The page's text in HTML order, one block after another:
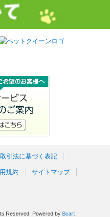
引法に基づく表記
規約 サイトマップ
Reserved. Powered by Bcart